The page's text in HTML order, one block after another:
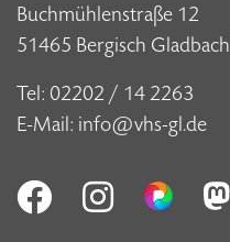
Buchmühlenstraße 12
51465 Bergisch Gladbach
Tel: 02202 / 14 2263
E-Mail: info@vhs-gl.de